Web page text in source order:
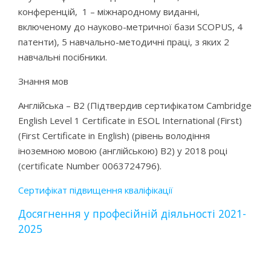
конференцій, 1 – міжнародному виданні,
включеному до науково-метричної бази SCOPUS, 4
патенти), 5 навчально-методичні праці, з яких 2
навчальні посібники.
Знання мов
Англійська – B2 (Підтвердив сертифікатом Cambridge
English Level 1 Certificate in ESOL International (First)
(First Certificate in English) (рівень володіння
іноземною мовою (англійською) В2) у 2018 році
(certificate Number 0063724796).
Сертифікат підвищення кваліфікації
Досягнення у професійній діяльності 2021-
2025